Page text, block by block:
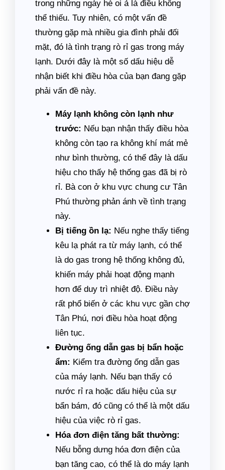
trong những ngày hè oi ả là điều không
thể thiếu. Tuy nhiên, có một vấn đề
thường gặp mà nhiều gia đình phải đối
mặt, đó là tình trạng rò rỉ gas trong máy
lạnh. Dưới đây là một số dấu hiệu dễ
nhận biết khi điều hòa của bạn đang gặp
phải vấn đề này.
Máy lạnh không còn lạnh như
trước: Nếu bạn nhận thấy điều hòa
không còn tạo ra không khí mát mẻ
như bình thường, có thể đây là dấu
hiệu cho thấy hệ thống gas đã bị rò
rỉ. Bà con ở khu vực chung cư Tân
Phú thường phản ánh về tình trạng
này.
Bị tiếng ồn lạ: Nếu nghe thấy tiếng
kêu lạ phát ra từ máy lạnh, có thể
là do gas trong hệ thống không đủ,
khiến máy phải hoạt động mạnh
hơn để duy trì nhiệt độ. Điều này
rất phổ biến ở các khu vực gần chợ
Tân Phú, nơi điều hòa hoạt động
liên tục.
Đường ống dẫn gas bị bẩn hoặc
ẩm: Kiểm tra đường ống dẫn gas
của máy lạnh. Nếu bạn thấy có
nước rỉ ra hoặc dấu hiệu của sự
bẩn bám, đó cũng có thể là một dấu
hiệu của việc rò rỉ gas.
Hóa đơn điện tăng bất thường:
Nếu bỗng dưng hóa đơn điện của
bạn tăng cao, có thể là do máy lạnh